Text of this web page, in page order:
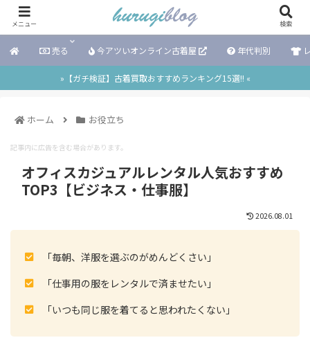
売る 今アツいオンライン古着屋 年代判別
»【ガチ検証】古着買取おすすめランキング15選!! «
ホーム お役立ち
記事内に広告を含む場合があります。
オフィスカジュアルレンタル人気おすすめ
TOP3【ビジネス・仕事服】
2026.08.01
「毎朝、洋服を選ぶのがめんどくさい」
「仕事用の服をレンタルで済ませたい」
「いつも同じ服を着てると思われたくない」
メニュー 検索